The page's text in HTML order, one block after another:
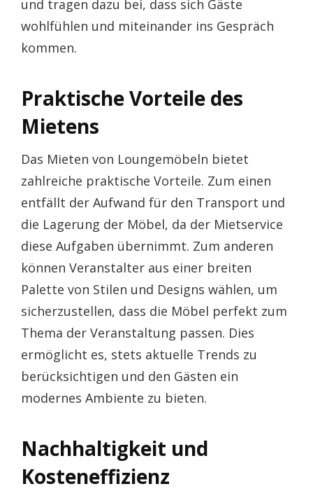
und tragen dazu bei, dass sich Gäste
wohlfühlen und miteinander ins Gespräch
kommen.
Praktische Vorteile des
Mietens
Das Mieten von Loungemöbeln bietet
zahlreiche praktische Vorteile. Zum einen
entfällt der Aufwand für den Transport und
die Lagerung der Möbel, da der Mietservice
diese Aufgaben übernimmt. Zum anderen
können Veranstalter aus einer breiten
Palette von Stilen und Designs wählen, um
sicherzustellen, dass die Möbel perfekt zum
Thema der Veranstaltung passen. Dies
ermöglicht es, stets aktuelle Trends zu
berücksichtigen und den Gästen ein
modernes Ambiente zu bieten.
Nachhaltigkeit und
Kosteneffizienz